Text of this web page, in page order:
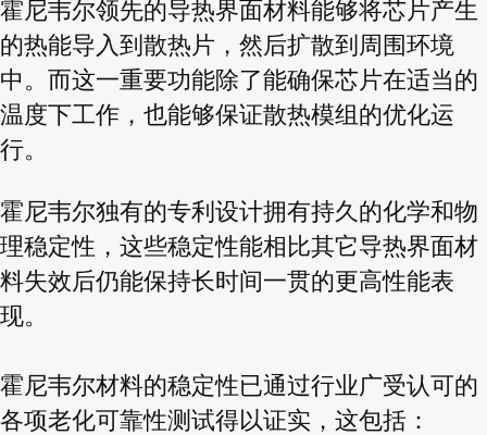
霍尼韦尔领先的导热界面材料能够将芯片产生
的热能导入到散热片，然后扩散到周围环境
中。而这一重要功能除了能确保芯片在适当的
温度下工作，也能够保证散热模组的优化运
行。
霍尼韦尔独有的专利设计拥有持久的化学和物
理稳定性，这些稳定性能相比其它导热界面材
料失效后仍能保持长时间一贯的更高性能表
现。
霍尼韦尔材料的稳定性已通过行业广受认可的
各项老化可靠性测试得以证实，这包括：